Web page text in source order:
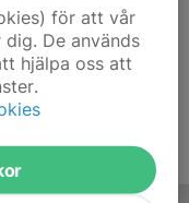
för att vår
De används
hjälpa oss att